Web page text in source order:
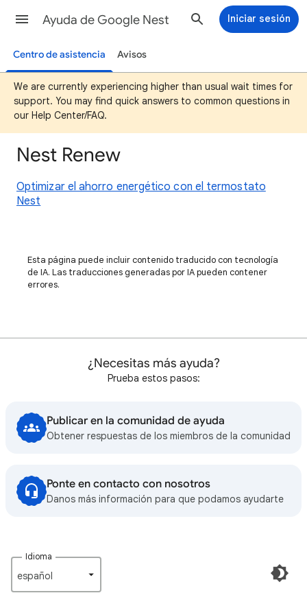
Ayuda de Google Nest Iniciar sesión
Centro de asistencia Avisos
We are currently experiencing higher than usual wait times for
support. You may find quick answers to common questions in
our Help Center/FAQ.
Nest Renew
Optimizar el ahorro energético con el termostato
Nest
Esta página puede incluir contenido traducido con tecnología
de IA. Las traducciones generadas por IA pueden contener
errores.
¿Necesitas más ayuda?
Prueba estos pasos:
Publicar en la comunidad de ayuda
Obtener respuestas de los miembros de la comunidad
Ponte en contacto con nosotros
Danos más información para que podamos ayudarte
Idioma
español‎